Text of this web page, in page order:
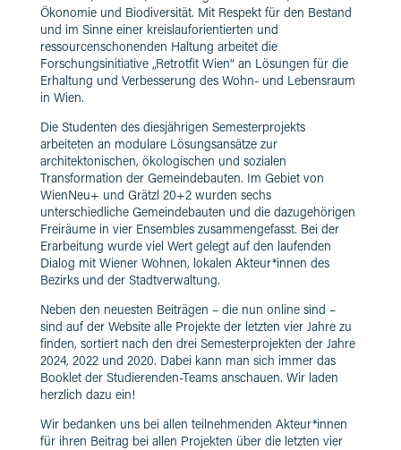
Ökonomie und Biodiversität. Mit Respekt für den Bestand
und im Sinne einer kreislauforientierten und
ressourcenschonenden Haltung arbeitet die
Forschungsinitiative „RetrotfitWien“ an Lösungen für die
Erhaltung und Verbesserung des Wohn- und Lebensraum
in Wien.
Die Studenten des diesjährigen Semesterprojekts
arbeiteten an modulare Lösungsansätze zur
architektonischen, ökologischen und sozialen
Transformation der Gemeindebauten. Im Gebiet von
WienNeu+ und Grätzl 20+2 wurden sechs
unterschiedliche Gemeindebauten und die dazugehörigen
Freiräume in vier Ensembles zusammengefasst. Bei der
Erarbeitung wurde viel Wert gelegt auf den laufenden
Dialog mit Wiener Wohnen, lokalen Akteur*innen des
Bezirks und der Stadtverwaltung.
Neben den neuesten Beiträgen – die nun online sind –
sind auf der Website alle Projekte der letzten vier Jahre zu
finden, sortiert nach den drei Semesterprojekten der Jahre
2024, 2022 und 2020. Dabei kann man sich immer das
Booklet der Studierenden-Teams anschauen. Wir laden
herzlich dazu ein!
Wir bedanken uns bei allen teilnehmenden Akteur*innen
für ihren Beitrag bei allen Projekten über die letzten vier